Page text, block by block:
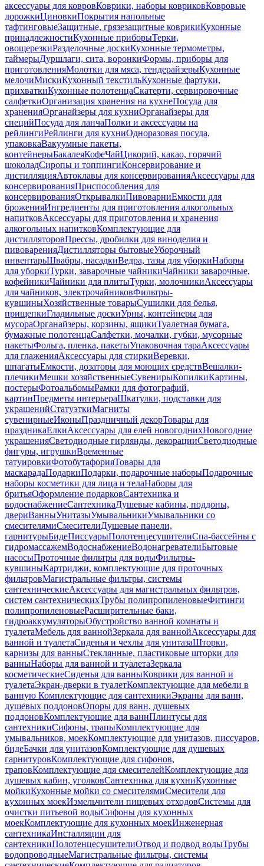
аксессуары для ковровКоврики, наборы ковриковКовровые
дорожкиЦиновкиПокрытия напольные
тафтинговыеЗащитные, грязезащитные коврикиКухонные
принадлежностиКухонные приборыТерки,
овощерезкиРазделочные доскиКухонные термометры,
таймерыДуршлаги, сита, воронкиФормы, приборы для
приготовленияМолотки для мяса, тендерайзерыКухонные
мелочиМискиКухонный текстильКухонные фартуки,
прихваткиКухонные полотенцаСкатерти, сервировочные
салфеткиОрганизация хранения на кухнеПосуда для
храненияОрганайзеры для кухниОрганайзеры для
специйПосуда для ланчаПолки и аксессуары на
рейлингиРейлинги для кухниОдноразовая посуда,
упаковкаВакуумные пакеты,
контейнерыБакалеяКофеЧайЦикорий, какао, горячий
шоколадСиропы и топпингиКонсервирование и
дистилляцияАвтоклавы для консервированияАксессуары для
консервированияПриспособления для
консервированияОткрывалкиПивоварниЕмкости для
броженияИнгредиенты для приготовления алкогольных
напитковАксессуары для приготовления и хранения
алкогольных напитковКомплектующие для
дистилляторовПрессы, дробилки для виноделия и
пивоваренияДистилляторы бытовыеУборочный
инвентарьШвабры, насадкиВедра, тазы для уборкиНаборы
для уборкиТурки, заварочные чайникиЧайники заварочные,
кофейникиЧайники для плитыТурки, молочникиАксессуары
для чайников, электрочайниковФильтры-
кувшиныХозяйственные товарыСушилки для белья,
прищепкиГладильные доскиУрны, контейнеры для
мусораОрганайзеры, корзины, ящикиТуалетная бумага,
бумажные полотенцаСалфетки, мочалки, губки, мусорные
пакетыФольга, пленка, пакетыУпаковочная тараАксессуары
для глаженияАксессуары для стиркиВеревки,
шпагатыЕмкости, дозаторы для моющих средствВешалки-
плечикиМешки хозяйственныеСувенирыКопилкиКартины,
постерыФотоальбомыРамки для фотографий,
картинПредметы интерьераШкатулки, подставки для
украшенийСтатуэткиМагниты
сувенирныеИконыПраздничный декорТовары для
праздникаЕлкиАксессуары для елей новогоднихНовогодние
украшенияСветодиодные гирлянды, декорацииСветодиодные
фигуры, игрушкиВременные
татуировкиФотобутафорияТовары для
маскарадаПодаркиПодарки, подарочные наборыПодарочные
наборы косметики для лица и телаНаборы для
бритьяОформление подарковСантехника и
водоснабжениеСантехникаДушевые кабины, поддоны,
двериВанныУнитазыУмывальникиУмывальники со
смесителямиСмесителиДушевые панели,
гарнитурыБидеПиссуарыПолотенцесушителиСпа-бассейны с
гидромассажемВодоснабжениеВодонагревателиБытовые
насосыПроточные фильтры для водыФильтры-
кувшиныКартриджи, комплектующие для проточных
фильтровМагистральные фильтры, системы
сантехническиеАксессуары для магистральных фильтров,
систем сантехническихТрубы полипропиленовыеФитинги
полипропиленовыеРасширительные баки,
гидроаккумуляторыОбустройство ванной комнаты и
туалетаМебель для ваннойЗеркала для ваннойАксессуары для
ванной и туалетаСиденья и чехлы для унитазаШторки,
карнизы для ванныСтеклянные, пластиковые шторки для
ванныНаборы для ванной и туалетаЗеркала
косметическиеСиденья для ванныКоврики для ванной и
туалетаЭкран-дверки в туалетКомплектующие для мебели в
ванную Комплектующие для сантехникиЭкраны для ванн,
душевых поддоновОпоры для ванн, душевых
поддоновКомплектующие для ваннПлинтусы для
сантехникиСифоны, трапыКомплектующие для
умывальников, моекКомплектующие для унитазов, писсуаров,
бидеБачки для унитазовКомплектующие для душевых
гарнитуровКомплектующие для сифонов,
траповКомплектующие для смесителейКомплектующие для
душевых кабин, уголковСантехника для кухниКухонные
мойкиКухонные мойки со смесителямиСмесители для
кухонных моекИзмельчители пищевых отходовСистемы для
очистки питьевой водыСифоны для кухонных
моекКомплектующие для кухонных моекИнженерная
сантехникаИнсталляции для
сантехникиПолотенцесушителиОтвод и подвод водыТрубы
водопроводныеМагистральные фильтры, системы